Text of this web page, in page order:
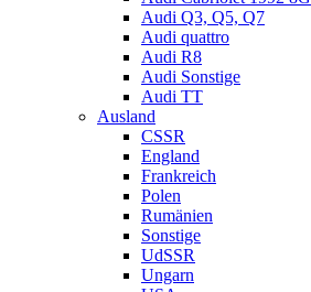
Audi Q3, Q5, Q7
Audi quattro
Audi R8
Audi Sonstige
Audi TT
Ausland
CSSR
England
Frankreich
Polen
Rumänien
Sonstige
UdSSR
Ungarn